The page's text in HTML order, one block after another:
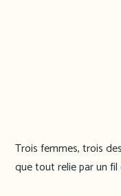
Trois femmes, trois
que tout relie par un fil